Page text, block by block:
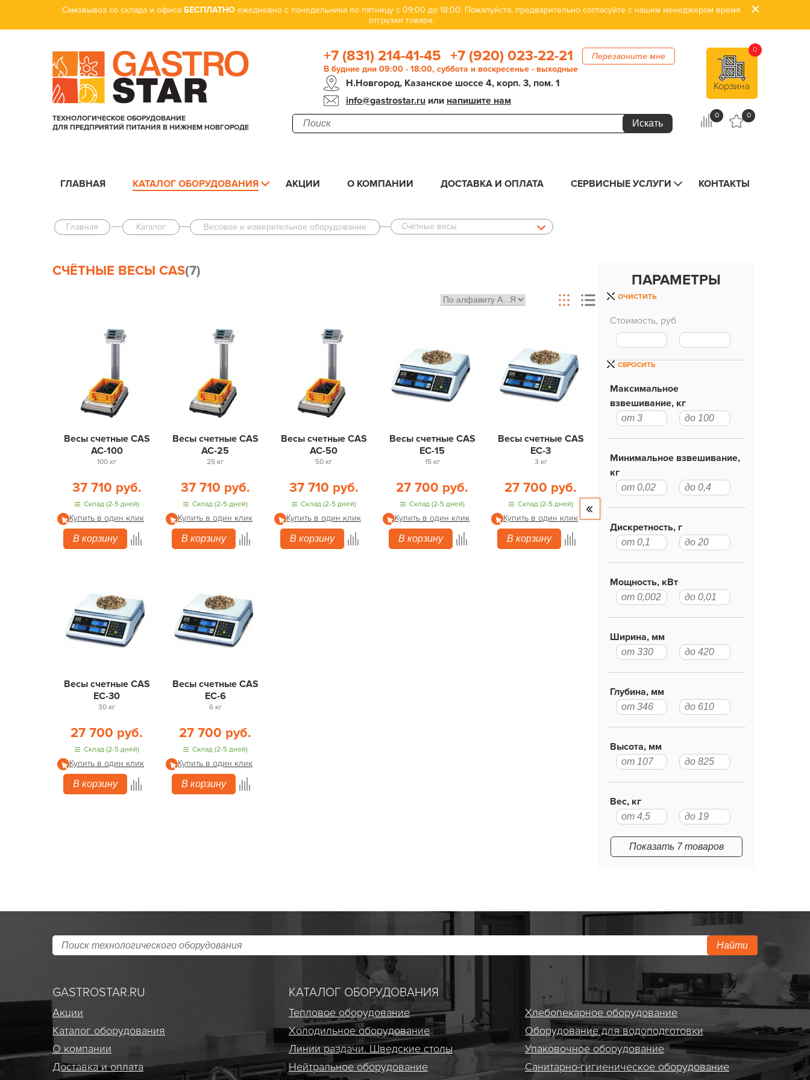
Самовывоз со склада и офиса БЕСПЛАТНО ежедневно с понедельника по пятницу с 09:00 до 18:00. Пожалуйста, предварительно согласуйте с нашим менеджером время
отгрузки товара.
ТЕХНОЛОГИЧЕСКОЕ ОБОРУДОВАНИЕ
ДЛЯ ПРЕДПРИЯТИЙ ПИТАНИЯ В НИЖНЕМ НОВГОРОДЕ
+7 (831) 214-41-45 +7 (920) 023-22-21 Перезвоните мне
В будние дни 09:00 - 18:00, суббота и воскресенье - выходные
Н.Новгород, Казанское шоссе 4, корп. 3, пом. 1
info@gastrostar.ruили напишите нам
Корзина
0
0 0
ГЛАВНАЯ КАТАЛОГ ОБОРУДОВАНИЯ АКЦИИ О КОМПАНИИ ДОСТАВКА И ОПЛАТА СЕРВИСНЫЕ УСЛУГИ КОНТАКТЫ
Главная Каталог Весовое и измерительное оборудование Счётные весы
ПАРАМЕТРЫ
ОЧИСТИТЬ
Стоимость, руб
СБРОСИТЬ
Максимальное
взвешивание, кг
Минимальное взвешивание,
кг
Дискретность, г
Мощность, кВт
Ширина, мм
Глубина, мм
Высота, мм
Вес, кг
Показать 7 товаров
СЧЁТНЫЕ ВЕСЫ CAS(7)
Весы счетные CAS
AC-100
100 кг
37 710 руб.
Склад (2-5 дней)
Купить в один клик
В корзину
Весы счетные CAS
AC-25
25 кг
37 710 руб.
Склад (2-5 дней)
Купить в один клик
В корзину
Весы счетные CAS
AC-50
50 кг
37 710 руб.
Склад (2-5 дней)
Купить в один клик
В корзину
Весы счетные CAS
EC-15
15 кг
27 700 руб.
Склад (2-5 дней)
Купить в один клик
В корзину
Весы счетные CAS
EC-3
3 кг
27 700 руб.
Склад (2-5 дней)
Купить в один клик
В корзину
Весы счетные CAS
EC-30
30 кг
27 700 руб.
Склад (2-5 дней)
Купить в один клик
В корзину
Весы счетные CAS
EC-6
6 кг
27 700 руб.
Склад (2-5 дней)
Купить в один клик
В корзину
Найти
GASTROSTAR.RU
Акции
Каталог оборудования
О компании
Доставка и оплата
КАТАЛОГ ОБОРУДОВАНИЯ
Тепловое оборудование
Холодильное оборудование
Линии раздачи. Шведские столы
Нейтральное оборудование
Хлебопекарное оборудование
Оборудование для водоподготовки
Упаковочное оборудование
Санитарно-гигиеническое оборудование